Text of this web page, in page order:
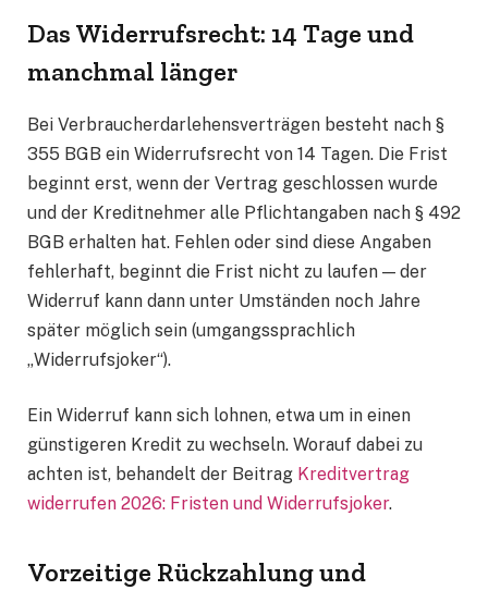
Das Widerrufsrecht: 14 Tage und
manchmal länger
Bei Verbraucherdarlehensverträgen besteht nach §
355 BGB ein Widerrufsrecht von 14 Tagen. Die Frist
beginnt erst, wenn der Vertrag geschlossen wurde
und der Kreditnehmer alle Pflichtangaben nach § 492
BGB erhalten hat. Fehlen oder sind diese Angaben
fehlerhaft, beginnt die Frist nicht zu laufen — der
Widerruf kann dann unter Umständen noch Jahre
später möglich sein (umgangssprachlich
„Widerrufsjoker“).
Ein Widerruf kann sich lohnen, etwa um in einen
günstigeren Kredit zu wechseln. Worauf dabei zu
achten ist, behandelt der Beitrag Kreditvertrag
widerrufen 2026: Fristen und Widerrufsjoker.
Vorzeitige Rückzahlung und